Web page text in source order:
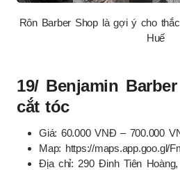
Rôn Barber Shop là gợi ý cho
Huế
19/ Benjamin
cắt tóc
Giá: 60.000 VNĐ – 700.000
Map: https://maps.app.goo.gl/
Địa chỉ: 290 Đinh Tiên